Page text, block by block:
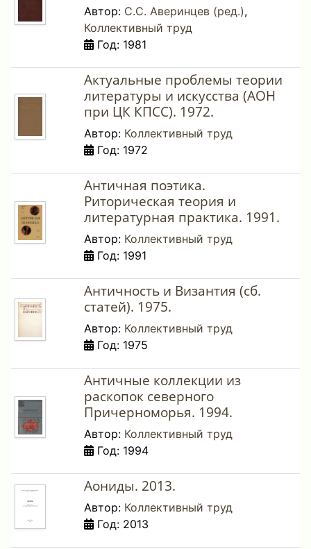
Автор: С.С. Аверинцев (ред.),
Коллективный труд
Год: 1981
Актуальные проблемы теории
литературы и искусства (АОН
при ЦК КПСС). 1972.
Автор: Коллективный труд
Год: 1972
Античная поэтика.
Риторическая теория и
литературная практика. 1991.
Автор: Коллективный труд
Год: 1991
Античность и Византия (сб.
статей). 1975.
Автор: Коллективный труд
Год: 1975
Античные коллекции из
раскопок северного
Причерноморья. 1994.
Автор: Коллективный труд
Год: 1994
Аониды. 2013.
Автор: Коллективный труд
Год: 2013